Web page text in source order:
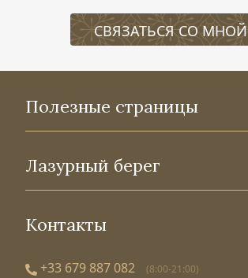
СВЯЗАТЬСЯ СО МНОЙ
Полезные страницы
Лазурный берег
Контакты
+33 679 887 082 (8:00-21:00)